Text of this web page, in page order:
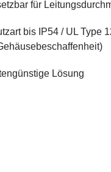
für
bis IP54 / UL Type
Lösung